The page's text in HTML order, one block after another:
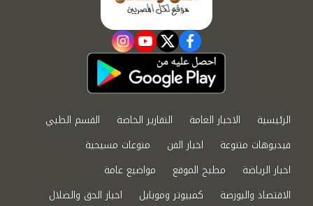
facebook
twitter
youtube
instagram
الرئيسية الاخبار العامة التقارير الخاصة
القسم الطبي
فيديوهات متنوعة
اخبار الفن
منوعات مسيحية
اخبار الرياضة
مطبخ الموقع
مواضيع عامة
الاقتصاد والبورصة
كمبيوتر وموبايل
اخبار الحق والضلال